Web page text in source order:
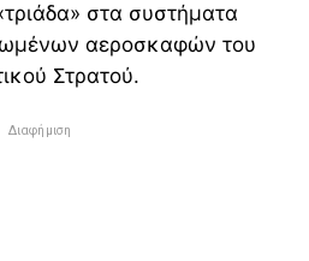
στα συστήματα
αεροσκαφών του
Στρατού.
Διαφήμιση